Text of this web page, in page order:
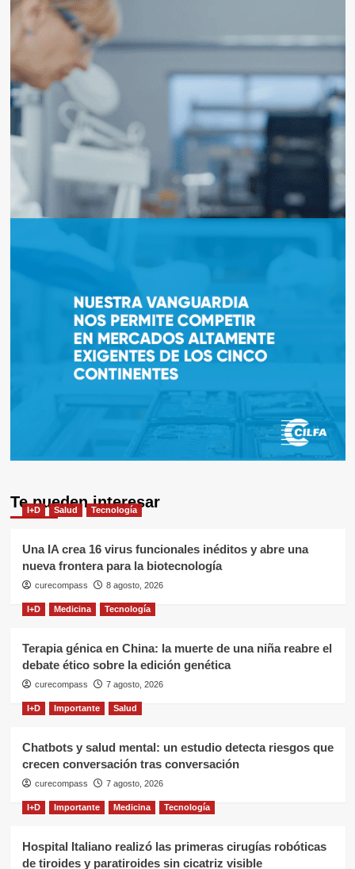
nos
robe
placer”
Te pueden interesar
I+D Salud Tecnología
Una IA crea 16 virus funcionales inéditos y abre una
nueva frontera para la biotecnología
curecompass 8 agosto, 2026
I+D Medicina Tecnología
Terapia génica en China: la muerte de una niña reabre el
debate ético sobre la edición genética
curecompass 7 agosto, 2026
I+D Importante Salud
Chatbots y salud mental: un estudio detecta riesgos que
crecen conversación tras conversación
curecompass 7 agosto, 2026
I+D Importante Medicina Tecnología
Hospital Italiano realizó las primeras cirugías robóticas
de tiroides y paratiroides sin cicatriz visible